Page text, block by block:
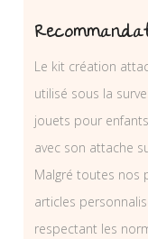
Le kit création
utilisé sous la
jouets pour
avec son attache
Malgré toutes nos
articles
respectant les